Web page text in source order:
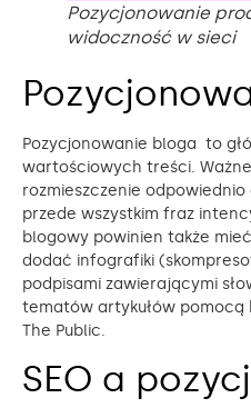
Pozycjonowanie
widoczność w sieci
Pozycjonowanie bloga to
wartościowych treści.
rozmieszczenie
przede wszystkim fraz
blogowy powinien także
dodać infografiki
podpisami zawierającymi
tematów artykułów pomocą
The Public.
SEO a